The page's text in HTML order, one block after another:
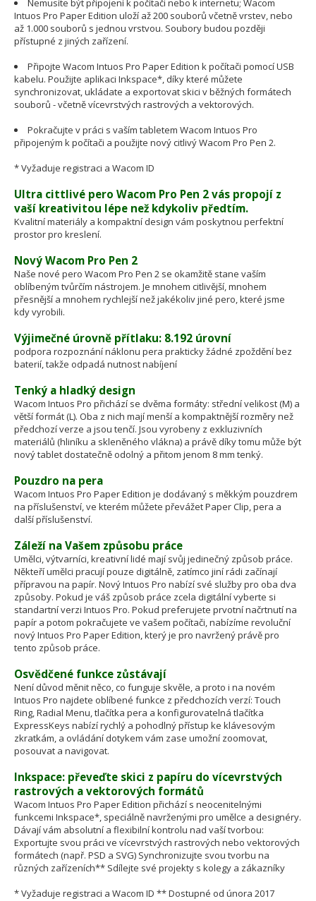
Nemusíte být připojení k počítači nebo k internetu; Wacom
Intuos Pro Paper Edition uloží až 200 souborů včetně vrstev, nebo
až 1.000 souborů s jednou vrstvou. Soubory budou později
přístupné z jiných zařízení.
Připojte Wacom Intuos Pro Paper Edition k počítači pomocí USB
kabelu. Použijte aplikaci Inkspace*, díky které můžete
synchronizovat, ukládate a exportovat skici v běžných formátech
souborů - včetně vícevrstvých rastrových a vektorových.
Pokračujte v práci s vaším tabletem Wacom Intuos Pro
připojeným k počítači a použijte nový citlivý Wacom Pro Pen 2.
* Vyžaduje registraci a Wacom ID
Ultra cittlivé pero Wacom Pro Pen 2 vás propojí z
vaší kreativitou lépe než kdykoliv předtím.
Kvalitní materiály a kompaktní design vám poskytnou perfektní
prostor pro kreslení.
Nový Wacom Pro Pen 2
Naše nové pero Wacom Pro Pen 2 se okamžitě stane vaším
oblíbeným tvůrčím nástrojem. Je mnohem citlivější, mnohem
přesnější a mnohem rychlejší než jakékoliv jiné pero, které jsme
kdy vyrobili.
Výjimečné úrovně přítlaku: 8.192 úrovní
podpora rozpoznání náklonu pera prakticky žádné zpoždění bez
baterií, takže odpadá nutnost nabíjení
Tenký a hladký design
Wacom Intuos Pro přichází se dvěma formáty: střední velikost (M) a
větší formát (L). Oba z nich mají menší a kompaktnější rozměry než
předchozí verze a jsou tenčí. Jsou vyrobeny z exkluzivních
materiálů (hliníku a skleněného vlákna) a právě díky tomu může být
nový tablet dostatečně odolný a přitom jenom 8 mm tenký.
Pouzdro na pera
Wacom Intuos Pro Paper Edition je dodávaný s měkkým pouzdrem
na příslušenství, ve kterém můžete převážet Paper Clip, pera a
další příslušenství.
Záleží na Vašem způsobu práce
Umělci, výtvarníci, kreativní lidé mají svůj jedinečný způsob práce.
Někteří umělci pracují pouze digitálně, zatímco jiní rádi začínají
přípravou na papír. Nový Intuos Pro nabízí své služby pro oba dva
způsoby. Pokud je váš způsob práce zcela digitální vyberte si
standartní verzi Intuos Pro. Pokud preferujete prvotní načrtnutí na
papír a potom pokračujete ve vašem počítači, nabízíme revoluční
nový Intuos Pro Paper Edition, který je pro navržený právě pro
tento způsob práce.
Osvědčené funkce zůstávají
Není důvod měnit něco, co funguje skvěle, a proto i na novém
Intuos Pro najdete oblíbené funkce z předchozích verzí: Touch
Ring, Radial Menu, tlačítka pera a konfigurovatelná tlačítka
ExpressKeys nabízí rychlý a pohodlný přístup ke klávesovým
zkratkám, a ovládání dotykem vám zase umožní zoomovat,
posouvat a navigovat.
Inkspace: převeďte skici z papíru do vícevrstvých
rastrových a vektorových formátů
Wacom Intuos Pro Paper Edition přichází s neocenitelnými
funkcemi Inkspace*, speciálně navrženými pro umělce a designéry.
Dávají vám absolutní a flexibilní kontrolu nad vaší tvorbou:
Exportujte svou práci ve vícevrstvých rastrových nebo vektorových
formátech (např. PSD a SVG) Synchronizujte svou tvorbu na
různých zařízeních** Sdílejte své projekty s kolegy a zákazníky
* Vyžaduje registraci a Wacom ID ** Dostupné od února 2017